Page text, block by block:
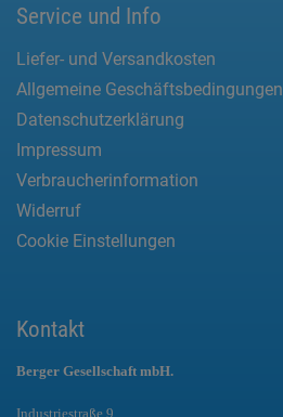
Service und Info
Liefer- und Versandkosten
Allgemeine Geschäftsbedingungen
Datenschutzerklärung
Impressum
Verbraucherinformation
Widerruf
Cookie Einstellungen
Kontakt
Berger Gesellschaft mbH.
Industriestraße 9